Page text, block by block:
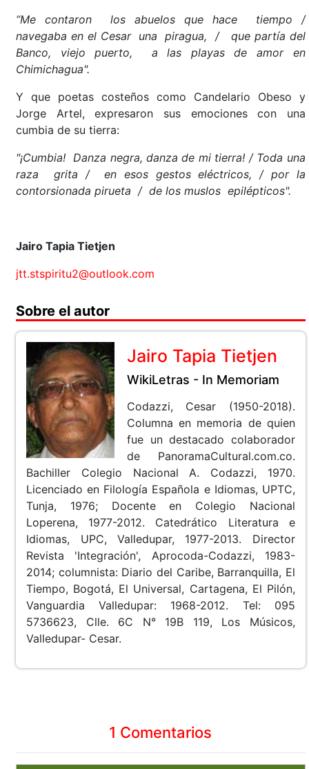
“Me contaron los abuelos que hace tiempo /
navegaba en el Cesar una piragua, / que partía del
Banco, viejo puerto, a las playas de amor en
Chimichagua".
Y que poetas costeños como Candelario Obeso y
Jorge Artel, expresaron sus emociones con una
cumbia de su tierra:
"¡Cumbia! Danza negra, danza de mi tierra! / Toda una
raza grita / en esos gestos eléctricos, / por la
contorsionada pirueta / de los muslos epilépticos".
Jairo Tapia Tietjen
jtt.stspiritu2@outlook.com
Sobre el autor
Jairo Tapia Tietjen
WikiLetras - In Memoriam
Codazzi, Cesar (1950-2018).
Columna en memoria de quien
fue un destacado colaborador
de PanoramaCultural.com.co.
Bachiller Colegio Nacional A. Codazzi, 1970.
Licenciado en Filología Española e Idiomas, UPTC,
Tunja, 1976; Docente en Colegio Nacional
Loperena, 1977-2012. Catedrático Literatura e
Idiomas, UPC, Valledupar, 1977-2013. Director
Revista 'Integración', Aprocoda-Codazzi, 1983-
2014; columnista: Diario del Caribe, Barranquilla, El
Tiempo, Bogotá, El Universal, Cartagena, El Pilón,
Vanguardia Valledupar: 1968-2012. Tel: 095
5736623, Clle. 6C N° 19B 119, Los Músicos,
Valledupar- Cesar.
1 Comentarios